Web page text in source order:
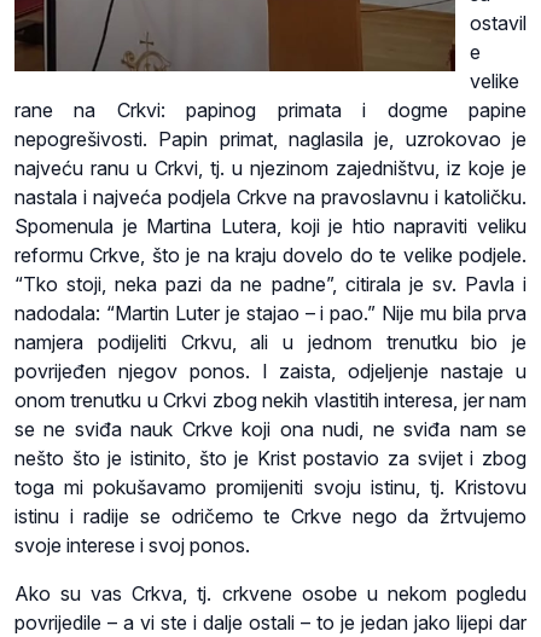
ostavil
e
velike
rane na Crkvi: papinog primata i dogme papine
nepogrešivosti. Papin primat, naglasila je, uzrokovao je
najveću ranu u Crkvi, tj. u njezinom zajedništvu, iz koje je
nastala i najveća podjela Crkve na pravoslavnu i katoličku.
Spomenula je Martina Lutera, koji je htio napraviti veliku
reformu Crkve, što je na kraju dovelo do te velike podjele.
“Tko stoji, neka pazi da ne padne”, citirala je sv. Pavla i
nadodala: “Martin Luter je stajao – i pao.” Nije mu bila prva
namjera podijeliti Crkvu, ali u jednom trenutku bio je
povrijeđen njegov ponos. I zaista, odjeljenje nastaje u
onom trenutku u Crkvi zbog nekih vlastitih interesa, jer nam
se ne sviđa nauk Crkve koji ona nudi, ne sviđa nam se
nešto što je istinito, što je Krist postavio za svijet i zbog
toga mi pokušavamo promijeniti svoju istinu, tj. Kristovu
istinu i radije se odričemo te Crkve nego da žrtvujemo
svoje interese i svoj ponos.
Ako su vas Crkva, tj. crkvene osobe u nekom pogledu
povrijedile – a vi ste i dalje ostali – to je jedan jako lijepi dar